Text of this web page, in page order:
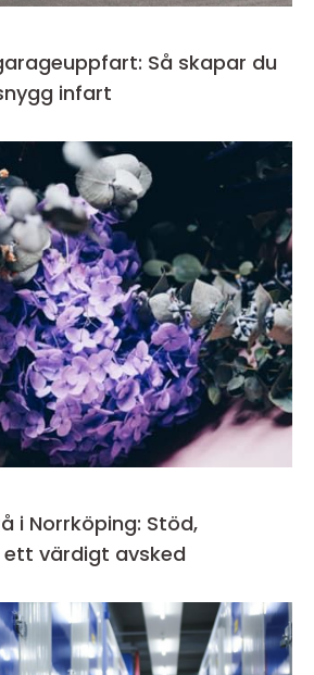
Så skapar du
infart
i Norrköping: Stöd,
värdigt avsked